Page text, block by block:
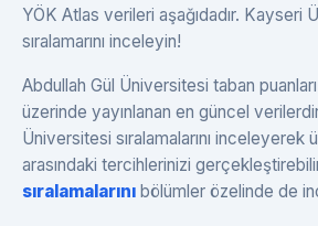
YÖK Atlas verileri aşağıdadır. Kayseri
sıralamarını inceleyin!
Abdullah Gül Üniversitesi taban
üzerinde yayınlanan en güncel
Üniversitesi sıralamalarını inceleyerek
arasındaki tercihlerinizi
sıralamalarını bölümler özelinde de